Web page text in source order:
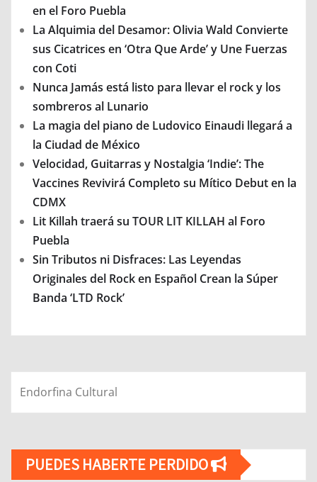
en el Foro Puebla
La Alquimia del Desamor: Olivia Wald Convierte
sus Cicatrices en ‘Otra Que Arde’ y Une Fuerzas
con Coti
Nunca Jamás está listo para llevar el rock y los
sombreros al Lunario
La magia del piano de Ludovico Einaudi llegará a
la Ciudad de México
Velocidad, Guitarras y Nostalgia ‘Indie’: The
Vaccines Revivirá Completo su Mítico Debut en la
CDMX
Lit Killah traerá su TOUR LIT KILLAH al Foro
Puebla
Sin Tributos ni Disfraces: Las Leyendas
Originales del Rock en Español Crean la Súper
Banda ‘LTD Rock’
Endorfina Cultural
PUEDES HABERTE PERDIDO